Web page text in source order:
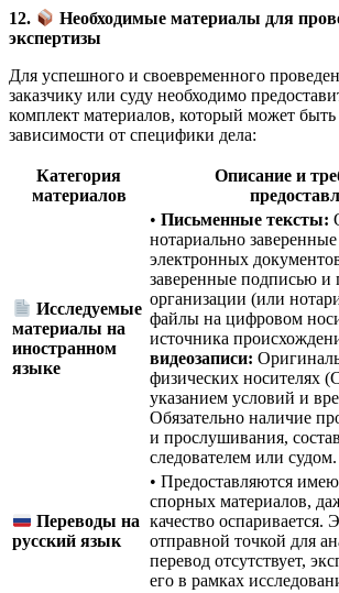
12.
Необходимые материалы для
экспертизы
Для успешного и своевременного
заказчику или суду необходимо
комплект материалов, который может
зависимости от специфики дела:
Категория
материалов
Описание и
Исследуемые
материалы на
иностранном
языке
• Письменные тексты:
нотариально
электронных
заверенные подписью и
организации (или
файлы на цифровом
источника
видеозаписи:
физических носителях
указанием условий и
Обязательно наличие
и прослушивания,
следователем или судом.
Переводы на
русский язык
• Предоставляются
спорных материалов,
качество оспаривается.
отправной точкой для
перевод отсутствует,
его в рамках